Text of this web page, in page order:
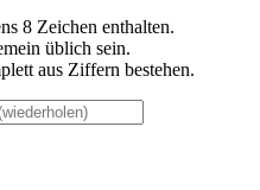
8 Zeichen enthalten.
üblich sein.
aus Ziffern bestehen.